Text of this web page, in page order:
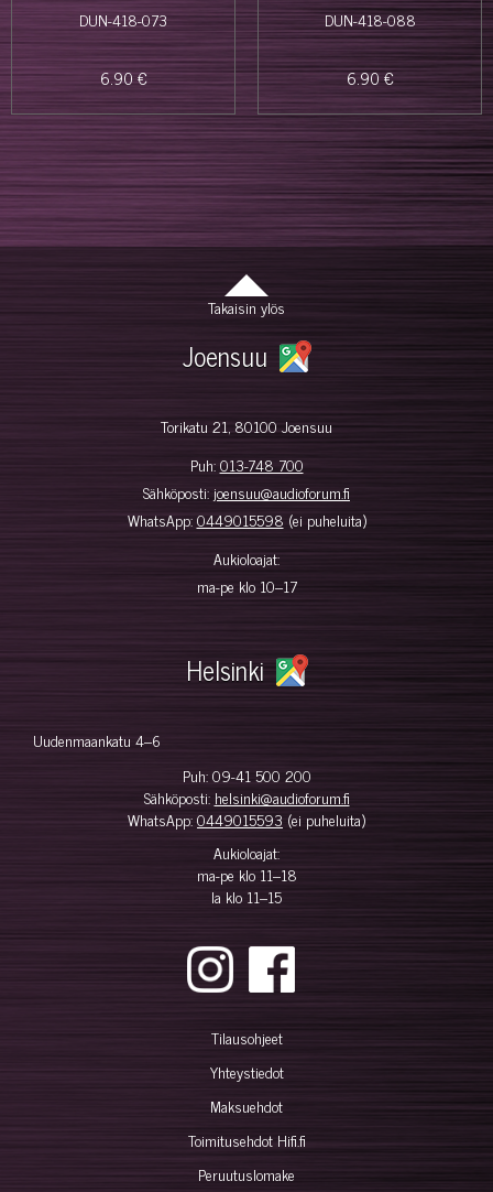
DUN-418-073
6.90 €
DUN-418-088
6.90 €
Takaisin ylös
Joensuu
Torikatu 21, 80100 Joensuu
Puh:013-748 700
Sähköposti: joensuu@audioforum.fi
WhatsApp:0449015598 (ei puheluita)
Aukioloajat:
ma-pe klo 10–17
Helsinki
Uudenmaankatu 4–6
Puh:09-41 500 200
Sähköposti: helsinki@audioforum.fi
WhatsApp:0449015593 (ei puheluita)
Aukioloajat:
ma-pe klo 11–18
la klo 11–15
Tilausohjeet
Yhteystiedot
Maksuehdot
Toimitusehdot Hifi.fi
Peruutuslomake